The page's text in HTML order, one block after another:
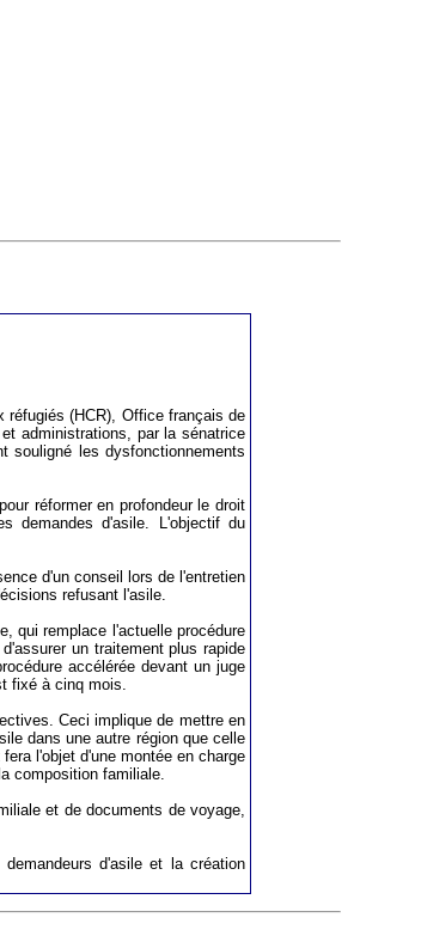
réfugiés (HCR), Office français de
administrations, par la sénatrice
souligné les dysfonctionnements
réformer en profondeur le droit
demandes d'asile. L'objectif du
d'un conseil lors de l'entretien
refusant l'asile.
qui remplace l'actuelle procédure
un traitement plus rapide
accélérée devant un juge
fixé à cinq mois.
Ceci implique de mettre en
dans une autre région que celle
l'objet d'une montée en charge
composition familiale.
et de documents de voyage,
d'asile et la création